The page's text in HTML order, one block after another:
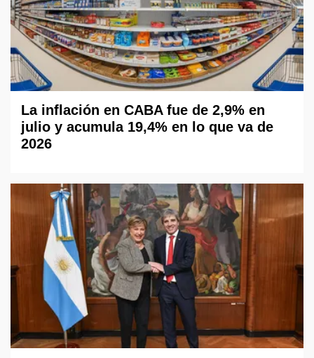
La inflación en CABA fue de 2,9% en
julio y acumula 19,4% en lo que va de
2026